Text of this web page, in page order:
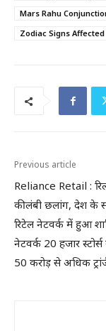
Mars Rahu
Zodiac Signs
Previous article
Reliance Retail :
की लंबी छलांग, देश के
रिटेल नेटवर्क में हुआ
नेटवर्क 20 हजार
50 करोड़ से अधिक